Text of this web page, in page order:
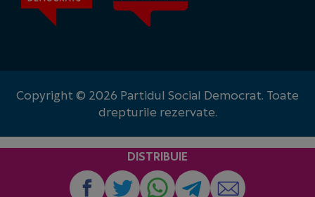
Copyright © 2026 Partidul Social Democrat. Toate
drepturile rezervate.
DISTRIBUIE